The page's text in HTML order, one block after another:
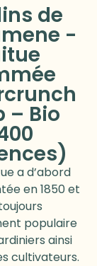
de
-
– Bio
a d’abord
en 1850 et
populaire
ainsi
cultivateurs.